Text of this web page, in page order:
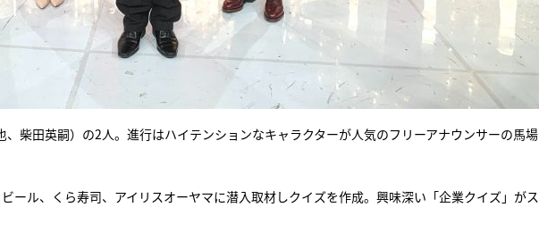
柴田英嗣）の2人。進行はハイテンションなキャラクターが人気のフリーアナウンサーの馬場
ール、くら寿司、アイリスオーヤマに潜入取材しクイズを作成。興味深い「企業クイズ」がス